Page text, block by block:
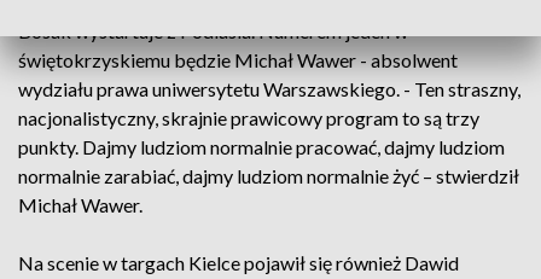
Bosak wystartuje z Podlasia. Numerem jeden w
świętokrzyskiemu będzie Michał Wawer - absolwent
wydziału prawa uniwersytetu Warszawskiego. - Ten straszny,
nacjonalistyczny, skrajnie prawicowy program to są trzy
punkty. Dajmy ludziom normalnie pracować, dajmy ludziom
normalnie zarabiać, dajmy ludziom normalnie żyć – stwierdził
Michał Wawer.
Na scenie w targach Kielce pojawił się również Dawid